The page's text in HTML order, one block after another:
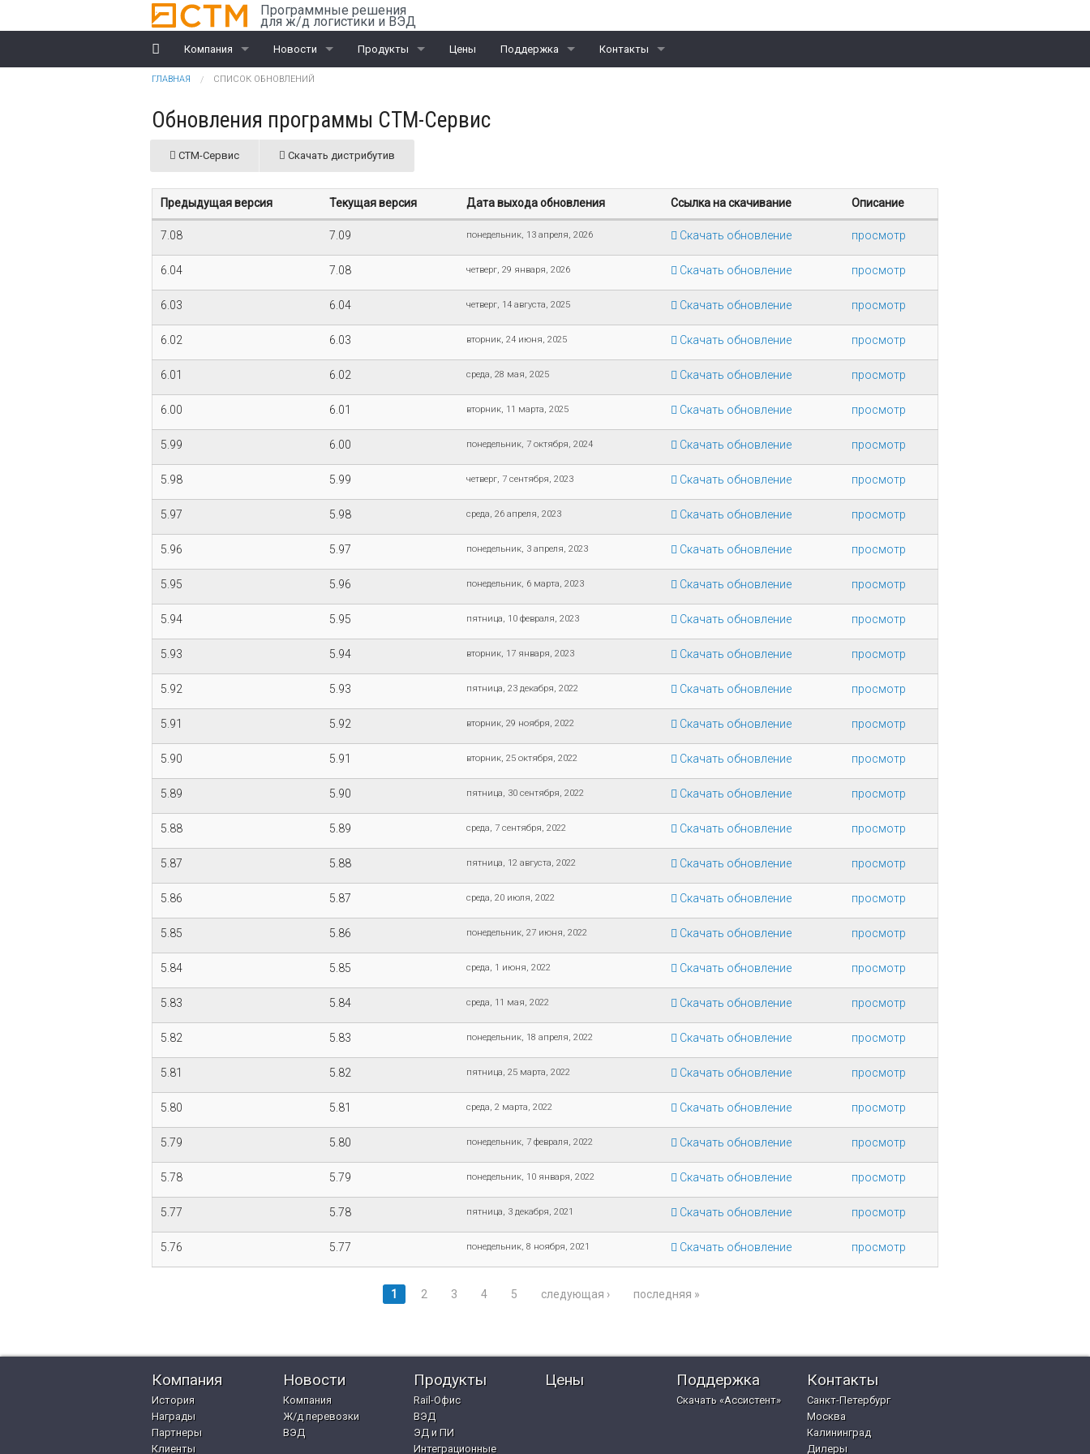
Перейти к основному содержанию Программные решения
для ж/д логистики и ВЭД
Компания
История
Награды
Партнеры
Новости
Компания
Ж/д перевозки
ВЭД
Продукты
ВЭД
ЭД и ПИ
Интеграционные проекты
Цены Поддержка Контакты
Вы здесь
ГЛАВНАЯ СПИСОК ОБНОВЛЕНИЙ
Обновления программы СТМ-Сервис
СТМ-Сервис Скачать дистрибутив
Предыдущая версия Текущая версия Дата выхода обновления Ссылка на скачивание Описание
7.08 7.09 понедельник, 13 апреля, 2026 Скачать обновление просмотр
6.04 7.08 четверг, 29 января, 2026 Скачать обновление просмотр
6.03 6.04 четверг, 14 августа, 2025 Скачать обновление просмотр
6.02 6.03 вторник, 24 июня, 2025 Скачать обновление просмотр
6.01 6.02 среда, 28 мая, 2025 Скачать обновление просмотр
6.00 6.01 вторник, 11 марта, 2025 Скачать обновление просмотр
5.99 6.00 понедельник, 7 октября, 2024 Скачать обновление просмотр
5.98 5.99 четверг, 7 сентября, 2023 Скачать обновление просмотр
5.97 5.98 среда, 26 апреля, 2023 Скачать обновление просмотр
5.96 5.97 понедельник, 3 апреля, 2023 Скачать обновление просмотр
5.95 5.96 понедельник, 6 марта, 2023 Скачать обновление просмотр
5.94 5.95 пятница, 10 февраля, 2023 Скачать обновление просмотр
5.93 5.94 вторник, 17 января, 2023 Скачать обновление просмотр
5.92 5.93 пятница, 23 декабря, 2022 Скачать обновление просмотр
5.91 5.92 вторник, 29 ноября, 2022 Скачать обновление просмотр
5.90 5.91 вторник, 25 октября, 2022 Скачать обновление просмотр
5.89 5.90 пятница, 30 сентября, 2022 Скачать обновление просмотр
5.88 5.89 среда, 7 сентября, 2022 Скачать обновление просмотр
5.87 5.88 пятница, 12 августа, 2022 Скачать обновление просмотр
5.86 5.87 среда, 20 июля, 2022 Скачать обновление просмотр
5.85 5.86 понедельник, 27 июня, 2022 Скачать обновление просмотр
5.84 5.85 среда, 1 июня, 2022 Скачать обновление просмотр
5.83 5.84 среда, 11 мая, 2022 Скачать обновление просмотр
5.82 5.83 понедельник, 18 апреля, 2022 Скачать обновление просмотр
5.81 5.82 пятница, 25 марта, 2022 Скачать обновление просмотр
5.80 5.81 среда, 2 марта, 2022 Скачать обновление просмотр
5.79 5.80 понедельник, 7 февраля, 2022 Скачать обновление просмотр
5.78 5.79 понедельник, 10 января, 2022 Скачать обновление просмотр
5.77 5.78 пятница, 3 декабря, 2021 Скачать обновление просмотр
5.76 5.77 понедельник, 8 ноября, 2021 Скачать обновление просмотр
1 2 3 4 5 следующая › последняя »
Компания
История
Награды
Партнеры
Клиенты
Новости
Компания
Ж/д перевозки
ВЭД
Продукты
Rail-Офис
ВЭД
ЭД и ПИ
Интеграционные
Цены Поддержка
Скачать «Ассистент»
Контакты
Санкт-Петербург
Москва
Калининград
Дилеры